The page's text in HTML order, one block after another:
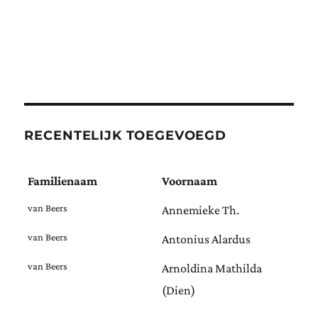
RECENTELIJK TOEGEVOEGD
Familienaam Voornaam
van Beers Annemieke Th.
van Beers Antonius Alardus
van Beers
Arnoldina Mathilda
(Dien)